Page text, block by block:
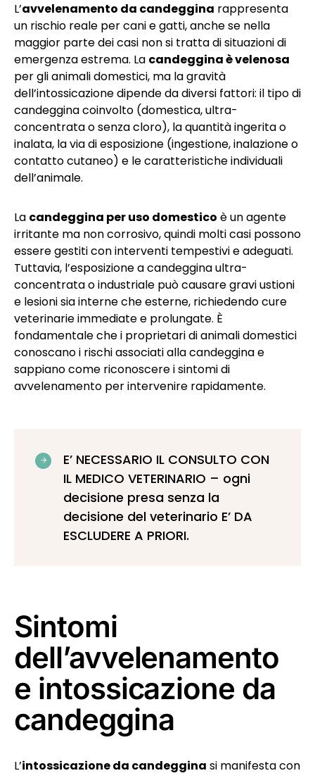
L’avvelenamento da candeggina rappresenta
un rischio reale per cani e gatti, anche se nella
maggior parte dei casi non si tratta di situazioni di
emergenza estrema. La candeggina è velenosa
per gli animali domestici, ma la gravità
dell’intossicazione dipende da diversi fattori: il tipo di
candeggina coinvolto (domestica, ultra-
concentrata o senza cloro), la quantità ingerita o
inalata, la via di esposizione (ingestione, inalazione o
contatto cutaneo) e le caratteristiche individuali
dell’animale.
La candeggina per uso domestico è un agente
irritante ma non corrosivo, quindi molti casi possono
essere gestiti con interventi tempestivi e adeguati.
Tuttavia, l’esposizione a candeggina ultra-
concentrata o industriale può causare gravi ustioni
e lesioni sia interne che esterne, richiedendo cure
veterinarie immediate e prolungate. È
fondamentale che i proprietari di animali domestici
conoscano i rischi associati alla candeggina e
sappiano come riconoscere i sintomi di
avvelenamento per intervenire rapidamente.
E’ NECESSARIO IL CONSULTO CON
IL MEDICO VETERINARIO – ogni
decisione presa senza la
decisione del veterinario E’ DA
ESCLUDERE A PRIORI.
Sintomi
dell’avvelenamento
e intossicazione da
candeggina
L’intossicazione da candeggina si manifesta con